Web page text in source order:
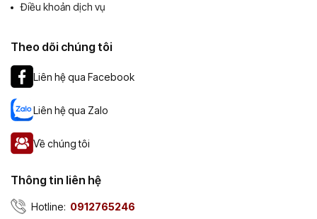
Điều khoản dịch vụ
Theo dõi chúng tôi
Liên hệ qua Facebook
Liên hệ qua Zalo
Về chúng tôi
Thông tin liên hệ
Hotline: 0912765246